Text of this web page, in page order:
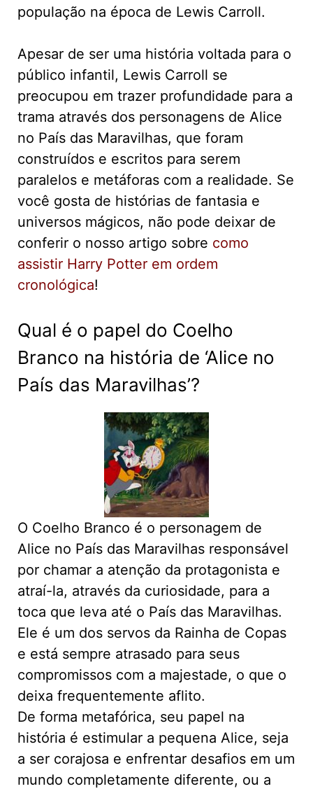
população na época de Lewis Carroll.
Apesar de ser uma história voltada para o
público infantil, Lewis Carroll se
preocupou em trazer profundidade para a
trama através dos personagens de Alice
no País das Maravilhas, que foram
construídos e escritos para serem
paralelos e metáforas com a realidade. Se
você gosta de histórias de fantasia e
universos mágicos, não pode deixar de
conferir o nosso artigo sobre como
assistir Harry Potter em ordem
cronológica!
Qual é o papel do Coelho
Branco na história de ‘Alice no
País das Maravilhas’?
O Coelho Branco é o personagem de
Alice no País das Maravilhas responsável
por chamar a atenção da protagonista e
atraí-la, através da curiosidade, para a
toca que leva até o País das Maravilhas.
Ele é um dos servos da Rainha de Copas
e está sempre atrasado para seus
compromissos com a majestade, o que o
deixa frequentemente aflito.
De forma metafórica, seu papel na
história é estimular a pequena Alice, seja
a ser corajosa e enfrentar desafios em um
mundo completamente diferente, ou a